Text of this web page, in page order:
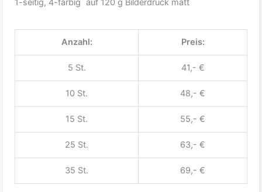
1-seitig, 4-farbig auf 120 g Bilderdruck matt
Anzahl: Preis:
5 St. 41,- €
10 St. 48,- €
15 St. 55,- €
25 St. 63,- €
35 St. 69,- €